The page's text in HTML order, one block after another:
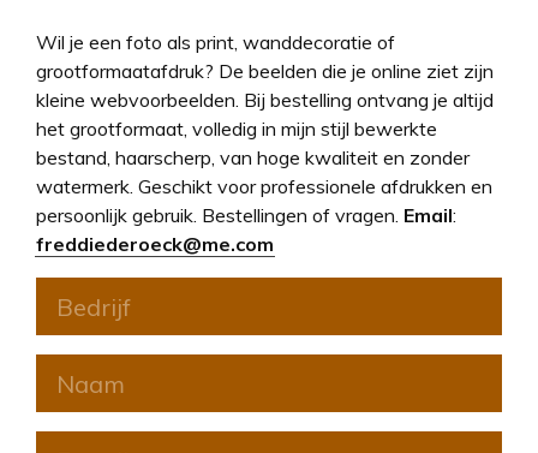
Wil je een foto als print, wanddecoratie of
grootformaatafdruk? De beelden die je online ziet zijn
kleine webvoorbeelden. Bij bestelling ontvang je altijd
het grootformaat, volledig in mijn stijl bewerkte
bestand, haarscherp, van hoge kwaliteit en zonder
watermerk. Geschikt voor professionele afdrukken en
persoonlijk gebruik. Bestellingen of vragen. Email:
freddiederoeck@me.com